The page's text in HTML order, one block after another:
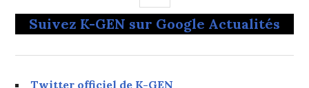
LATÉRALE
Suivez K-GEN sur Google Actualités
Twitter officiel de K-GEN